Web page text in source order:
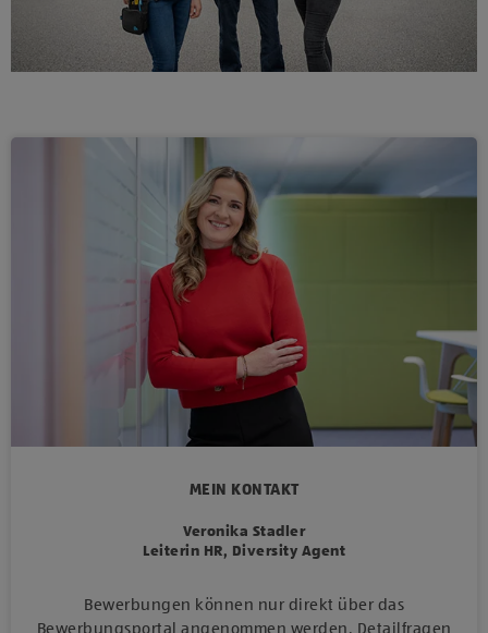
MEIN KONTAKT
Veronika Stadler
Leiterin HR, Diversity Agent
Bewerbungen können nur direkt über das
Bewerbungsportal angenommen werden. Detailfragen